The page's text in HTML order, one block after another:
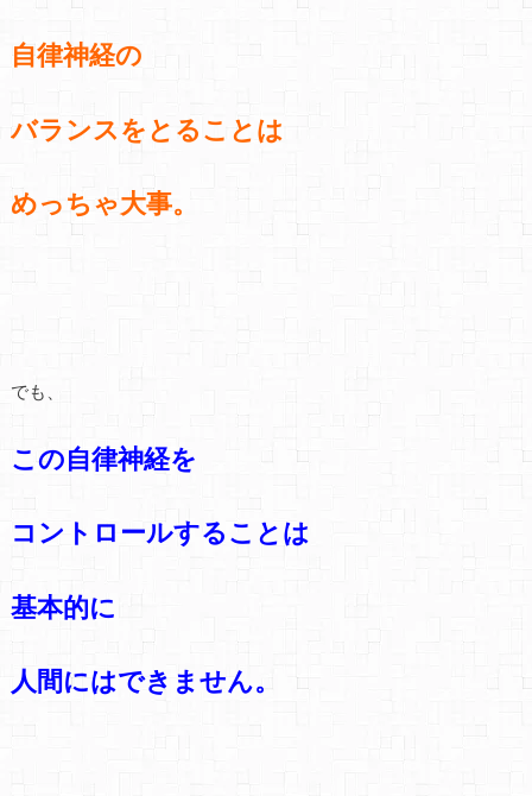
自律神経の
バランスをとることは
めっちゃ大事。
でも、
この自律神経を
コントロールすることは
基本的に
人間にはできません。